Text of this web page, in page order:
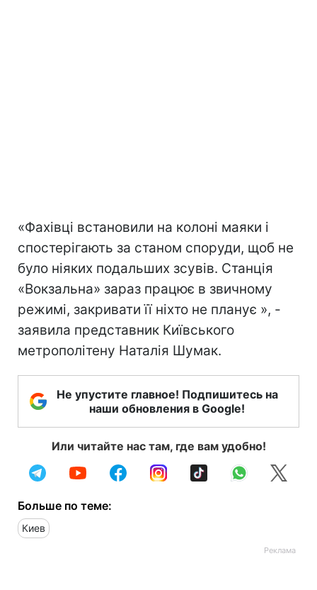
«Фахівці встановили на колоні маяки і
спостерігають за станом споруди, щоб не
було ніяких подальших зсувів. Станція
«Вокзальна» зараз працює в звичному
режимі, закривати її ніхто не планує », -
заявила представник Київського
метрополітену Наталія Шумак.
Не упустите главное! Подпишитесь на
наши обновления в Google!
Или читайте нас там, где вам удобно!
Больше по теме:
Киев